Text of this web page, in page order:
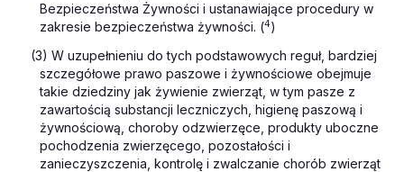
Bezpieczeństwa Żywności i ustanawiające procedury w
zakresie bezpieczeństwa żywności. (4)
(3) W uzupełnieniu do tych podstawowych reguł, bardziej
szczegółowe prawo paszowe i żywnościowe obejmuje
takie dziedziny jak żywienie zwierząt, w tym pasze z
zawartością substancji leczniczych, higienę paszową i
żywnościową, choroby odzwierzęce, produkty uboczne
pochodzenia zwierzęcego, pozostałości i
zanieczyszczenia, kontrolę i zwalczanie chorób zwierząt